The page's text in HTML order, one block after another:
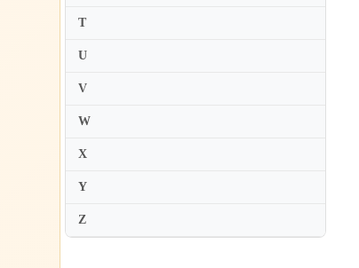
Brigitte Engerer
Bruno Canino
T
U
V
W
X
Y
Z